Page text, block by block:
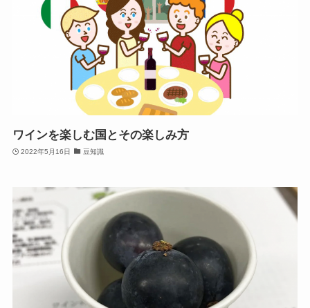
ワインを楽しむ国とその楽しみ方
2022年5月16日 豆知識